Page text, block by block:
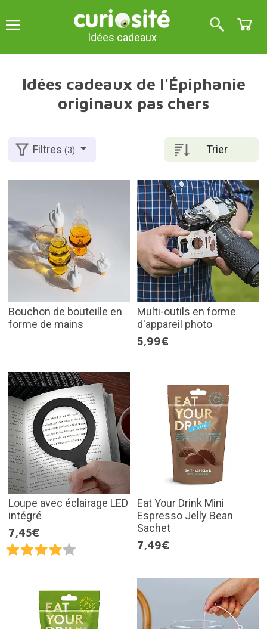
Idées cadeaux
Idées cadeaux de l'Épiphanie
originaux pas chers
Trier
Filtres(3)
Bouchon de bouteille en
forme de mains
Multi-outils en forme
d'appareil photo
5,99€
Loupe avec éclairage LED
intégré
7,45€
Eat Your Drink Mini
Espresso Jelly Bean
Sachet
7,49€